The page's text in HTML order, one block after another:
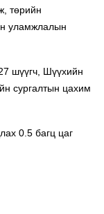
төрийн
уламжлалын
шүүгч, Шүүхийн
сургалтын цахим
0.5 багц цаг